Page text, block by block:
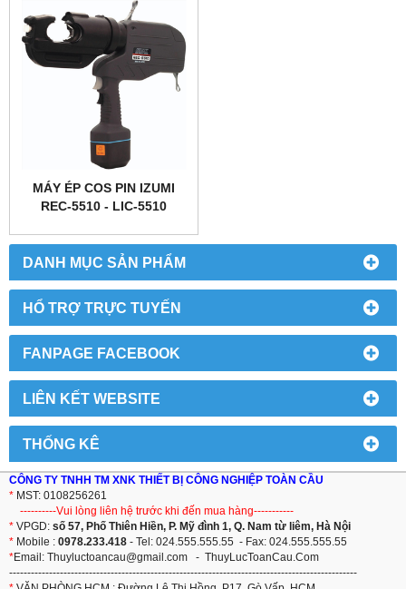
DANH MỤC SẢN PHẨM
HỔ TRỢ TRỰC TUYẾN
FANPAGE FACEBOOK
LIÊN KẾT WEBSITE
THỐNG KÊ
MÁY ÉP COS PIN IZUMI
REC-5510 - LIC-5510
CÔNG TY TNHH TM XNK THIẾT BỊ CÔNG NGHIỆP TOÀN CẦU
* MST: 0108256261
----------Vui lòng liên hệ trước khi đến mua hàng-----------
* VPGD: số 57, Phố Thiên Hiền, P. Mỹ đình 1, Q. Nam từ liêm, Hà Nội
* Mobile : 0978.233.418 - Tel: 024.555.555.55 - Fax: 024.555.555.55
*Email: Thuyluctoancau@gmail.com - ThuyLucToanCau.Com
------------------------------------------------------------------------------------------------